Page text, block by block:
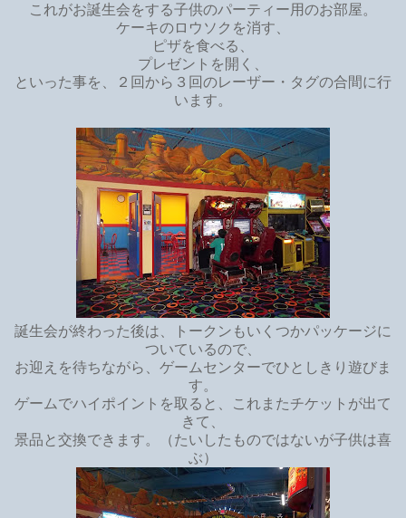
これがお誕生会をする子供のパーティー用のお部屋。
ケーキのロウソクを消す、
ピザを食べる、
プレゼントを開く、
といった事を、２回から３回のレーザー・タグの合間に行
います。
誕生会が終わった後は、トークンもいくつかパッケージに
ついているので、
お迎えを待ちながら、ゲームセンターでひとしきり遊びま
す。
ゲームでハイポイントを取ると、これまたチケットが出て
きて、
景品と交換できます。（たいしたものではないが子供は喜
ぶ）